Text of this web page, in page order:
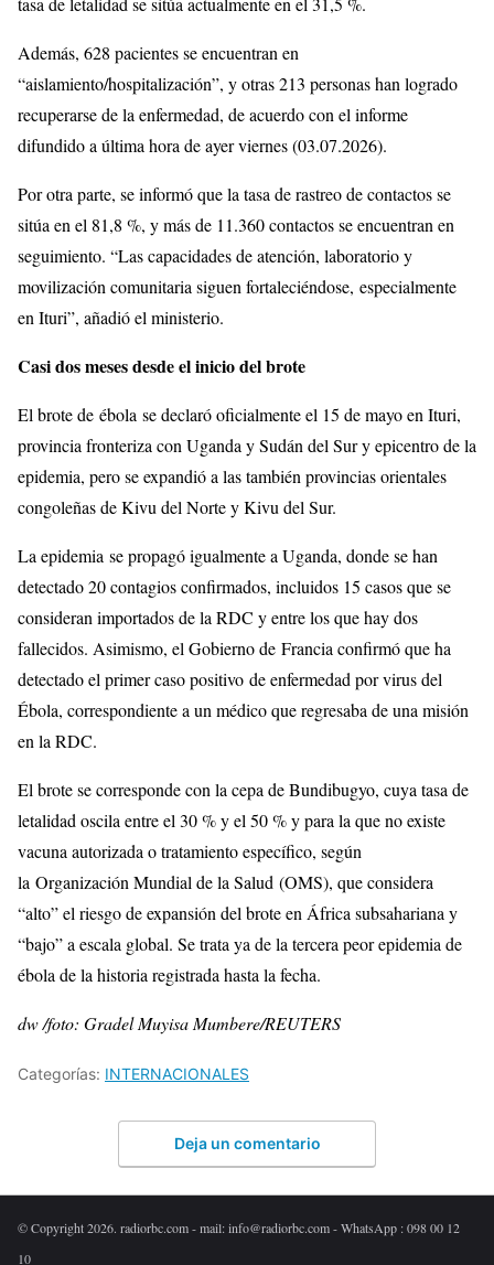
Además, 628 pacientes se encuentran en
“aislamiento/hospitalización”, y otras 213 personas han logrado
recuperarse de la enfermedad, de acuerdo con el informe
difundido a última hora de ayer viernes (03.07.2026).
Por otra parte, se informó que la tasa de rastreo de contactos se
sitúa en el 81,8 %, y más de 11.360 contactos se encuentran en
seguimiento. “Las capacidades de atención, laboratorio y
movilización comunitaria siguen fortaleciéndose, especialmente
en Ituri”, añadió el ministerio.
Casi dos meses desde el inicio del brote
El brote de ébola se declaró oficialmente el 15 de mayo en Ituri,
provincia fronteriza con Uganda y Sudán del Sur y epicentro de la
epidemia, pero se expandió a las también provincias orientales
congoleñas de Kivu del Norte y Kivu del Sur.
La epidemia se propagó igualmente a Uganda, donde se han
detectado 20 contagios confirmados, incluidos 15 casos que se
consideran importados de la RDC y entre los que hay dos
fallecidos. Asimismo, el Gobierno de Francia confirmó que ha
detectado el primer caso positivo de enfermedad por virus del
Ébola, correspondiente a un médico que regresaba de una misión
en la RDC.
El brote se corresponde con la cepa de Bundibugyo, cuya tasa de
letalidad oscila entre el 30 % y el 50 % y para la que no existe
vacuna autorizada o tratamiento específico, según
la Organización Mundial de la Salud (OMS), que considera
“alto” el riesgo de expansión del brote en África subsahariana y
“bajo” a escala global. Se trata ya de la tercera peor epidemia de
ébola de la historia registrada hasta la fecha.
dw /foto: Gradel Muyisa Mumbere/REUTERS
Categorías: INTERNACIONALES
Deja un comentario
© Copyright 2026. radiorbc.com - mail: info@radiorbc.com - WhatsApp : 098 00 12
10